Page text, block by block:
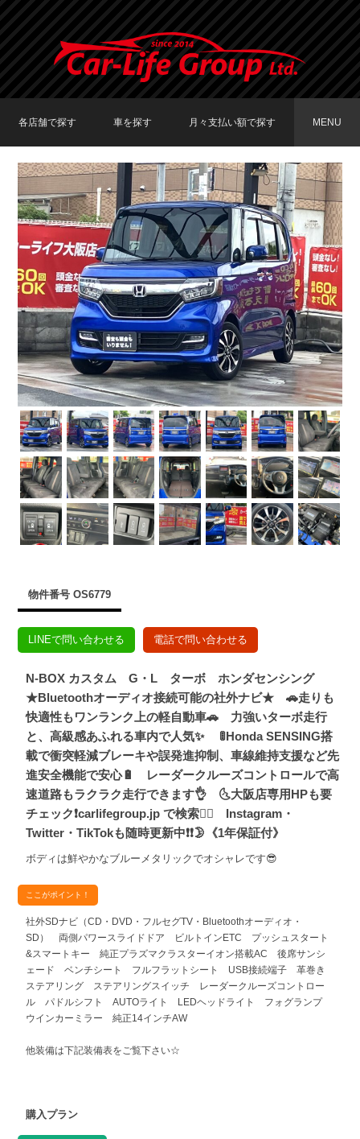
各店舗で探す
TOKYO店在庫車両
大阪店在庫車両
福岡店在庫車両
車を探す
車種で探す
メーカーで探す
月々支払い額で探す
〜19,999円
20,000円〜29,999円
30,000円〜39,999円
40,000円〜49,999円
50,000円〜
MENU
物件番号 OS6779
LINEで問い合わせる 電話で問い合わせる
N-BOX カスタム G・L ターボ ホンダセンシング
★Bluetoothオーディオ接続可能の社外ナビ★ 🚗走りも
快適性もワンランク上の軽自動車🚗 力強いターボ走行
と、高級感あふれる車内で人気✨ 🚦Honda SENSING搭
載で衝突軽減ブレーキや誤発進抑制、車線維持支援など先
進安全機能で安心🔋 レーダークルーズコントロールで高
速道路もラクラク走行できます👌 🌜大阪店専用HPも要
チェック❗carlifegroup.jp で検索🕵️‍♂️ Instagram・
Twitter・TikTokも随時更新中❗❗🌛《1年保証付》
ボディは鮮やかなブルーメタリックでオシャレです😎
ここがポイント！
社外SDナビ（CD・DVD・フルセグTV・Bluetoothオーディオ・
SD） 両側パワースライドドア ビルトインETC プッシュスタート
&スマートキー 純正プラズマクラスターイオン搭載AC 後席サンシ
ェード ベンチシート フルフラットシート USB接続端子 革巻き
ステアリング ステアリングスイッチ レーダークルーズコントロー
ル パドルシフト AUTOライト LEDヘッドライト フォグランプ
ウインカーミラー 純正14インチAW
他装備は下記装備表をご覧下さい☆
購入プラン